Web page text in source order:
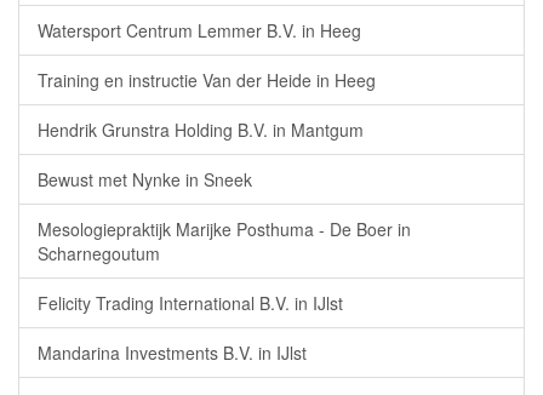
Watersport Centrum Lemmer B.V. in Heeg
Training en instructie Van der Heide in Heeg
Hendrik Grunstra Holding B.V. in Mantgum
Bewust met Nynke in Sneek
Mesologiepraktijk Marijke Posthuma - De Boer in
Scharnegoutum
Felicity Trading International B.V. in IJlst
Mandarina Investments B.V. in IJlst